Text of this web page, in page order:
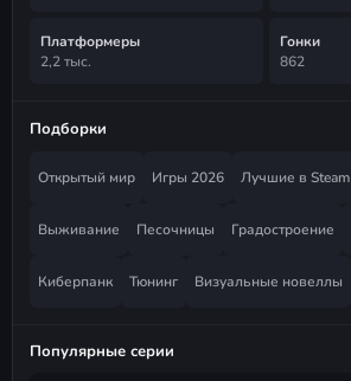
Платформеры
2,2 тыс.
Гонки
862
Подборки
Открытый мир Игры 2026 Лучшие в Steam
Выживание Песочницы Градостроение
Киберпанк Тюнинг Визуальные новеллы
Популярные серии